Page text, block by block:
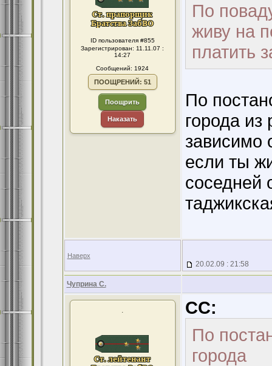
ID пользователя #855
Зарегистрирован: 11.11.07 :
14:27
Сообщений: 1924
ПООЩРЕНИЙ: 51
Поощрить
Наказать
По
живу на
платить
По
города из
зависимо
если ты
соседней
Наверх
20.02.09 : 21:58
Чуприна С.
.
CC:
По
города